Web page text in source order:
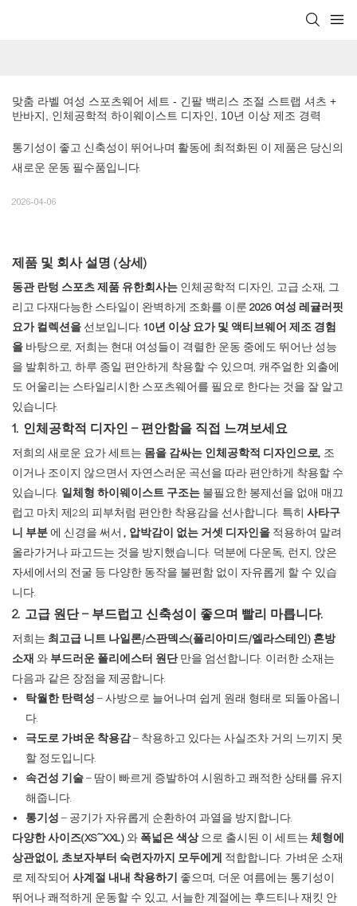
맞춤 라벨 여성 스포츠웨어 세트 - 긴팔 백리스 조절 스트랩 셔츠 +
반바지, 인체공학적 하이웨이스트 디자인, 10년 이상 제조 경력
통기성이 좋고 신축성이 뛰어나며 활동에 최적화된 이 제품은 당신의
새로운 운동 필수품입니다.
2026-04-06
제품 및 회사 설명 (상세)
동관 란텅 스포츠 제품 유한회사는 인체공학적 디자인, 고급 소재, 그
리고 다재다능한 스타일이 완벽하게 조화를 이룬 2026 여성 레귤러핏
요가 컬렉션을 선보입니다.10년 이상 요가 및 액티브웨어 제조 경험
을 바탕으로, 저희는 현대 여성들이 격렬한 운동 중에도 뛰어난 성능
을 발휘하고, 하루 종일 편안하게 착용할 수 있으며, 캐주얼한 외출에
도 어울리는 스타일리시한 스포츠웨어를 필요로 한다는 것을 잘 알고
있습니다.
1. 인체공학적 디자인 – 편안함을 직접 느껴보세요
저희의 새로운 요가 세트는 몸을 감싸는 인체공학적 디자인으로, 조
이거나 조이지 않으면서 자연스러운 곡선을 따라 편안하게 착용할 수
있습니다. 일체형 하이웨이스트 구조는 불필요한 봉제선을 없애 매끄
럽고 마치 제2의 피부처럼 편안한 착용감을 선사합니다. 특히 사타구
니 부분에 신경을 써서, 압박감이 없는 거셋 디자인을 적용하여 말려
올라가거나 파고드는 것을 방지했습니다. 덕분에 다운독, 런지, 앉은
자세에서의 전굴 등 다양한 동작을 불편함 없이 자유롭게 할 수 있습
니다.
2. 고급 원단 – 부드럽고 신축성이 좋으며 빨리 마릅니다.
저희는 최고급 니트 나일론/스판덱스(폴리아미드/엘라스테인) 혼방
소재 와 부드러운 폴리에스터 원단만을 엄선합니다. 이러한 소재는
다음과 같은 장점을 제공합니다.
탁월한 탄력성 – 사방으로 늘어나며 쉽게 원래 형태로 되돌아옵니
다.
극도로 가벼운 착용감– 착용하고 있다는 사실조차 거의 느끼지 못
할 정도입니다.
속건성 기술– 땀이 빠르게 증발하여 시원하고 쾌적한 상태를 유지
해줍니다.
통기성 – 공기가 자유롭게 순환하여 과열을 방지합니다.
다양한 사이즈(XS~XXL)와 폭넓은 색상으로 출시된 이 세트는 체형에
상관없이, 초보자부터 숙련자까지 모두에게 적합합니다. 가벼운 소재
로 제작되어 사계절 내내 착용하기
좋으며, 더운 여름에는 통기성이
뛰어나 쾌적하게 운동할 수 있고, 서늘한 계절에는 후드티나 재킷 안